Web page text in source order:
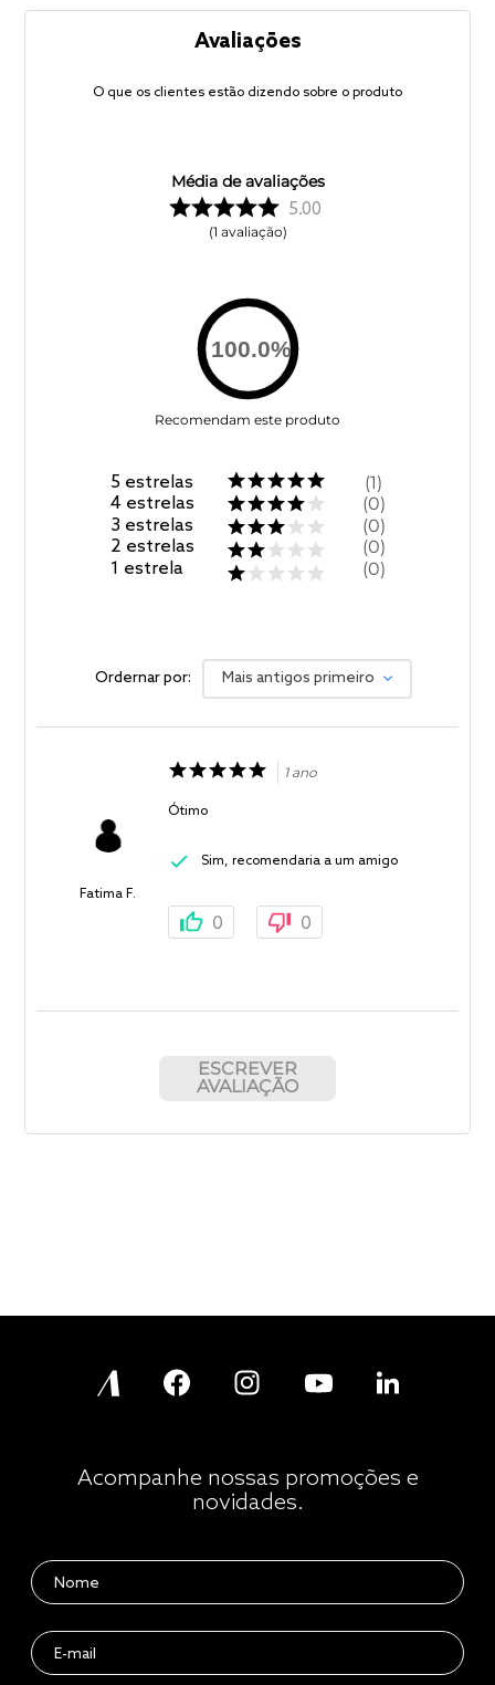
Avaliações
O que os clientes estão dizendo sobre o produto
Média de avaliações
5.00
1 avaliação
100.0%
Recomendam este produto
5 estrelas
4 estrelas
3 estrelas
2 estrelas
1 estrela
1
0
0
0
0
Ordernar por: Mais antigos primeiro
Fatima F.
1 ano
Ótimo
Sim, recomendaria a um amigo
0 0
ESCREVER
AVALIAÇÃO
Acompanhe nossas promoções e
novidades.